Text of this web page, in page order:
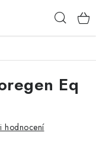
Eq
hodnocení